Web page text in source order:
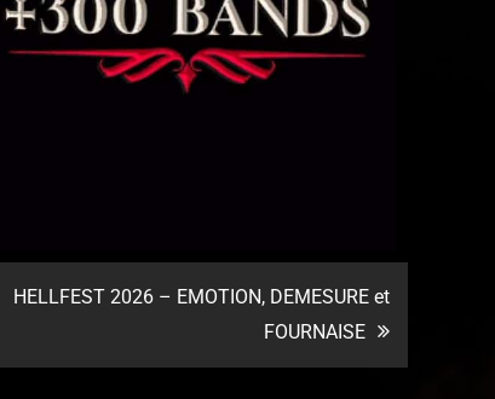
HELLFEST 2026 – EMOTION, DEMESURE et
FOURNAISE